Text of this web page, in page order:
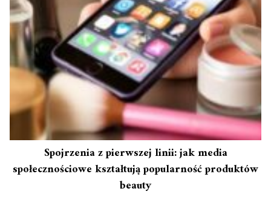
Spojrzenia z pierwszej linii: jak media
społecznościowe kształtują popularność produktów
beauty